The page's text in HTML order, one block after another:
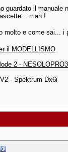
guardato il
mah !
molto e come sai... i
il MODELLISMO
2 -
- Spektrum Dx6i